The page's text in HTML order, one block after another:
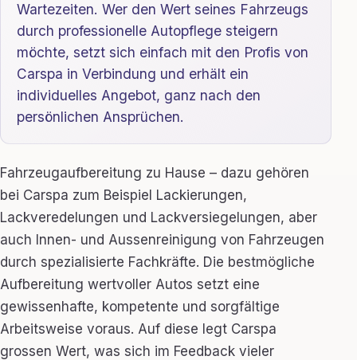
Wartezeiten. Wer den Wert seines Fahrzeugs
durch professionelle Autopflege steigern
möchte, setzt sich einfach mit den Profis von
Carspa in Verbindung und erhält ein
individuelles Angebot, ganz nach den
persönlichen Ansprüchen.
Fahrzeugaufbereitung zu Hause – dazu gehören
bei Carspa zum Beispiel Lackierungen,
Lackveredelungen und Lackversiegelungen, aber
auch Innen- und Aussenreinigung von Fahrzeugen
durch spezialisierte Fachkräfte. Die bestmögliche
Aufbereitung wertvoller Autos setzt eine
gewissenhafte, kompetente und sorgfältige
Arbeitsweise voraus. Auf diese legt Carspa
grossen Wert, was sich im Feedback vieler